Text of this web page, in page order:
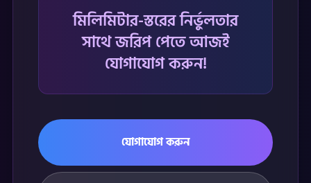
মিলিমিটার-স্তরের নির্ভুলতার
সাথে জরিপ পেতে আজই
যোগাযোগ করুন!
যোগাযোগ করুন